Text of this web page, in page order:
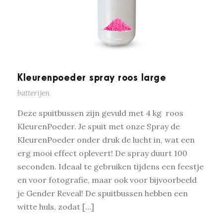
Kleurenpoeder spray roos large
batterijen
Deze spuitbussen zijn gevuld met 4 kg roos
KleurenPoeder. Je spuit met onze Spray de
KleurenPoeder onder druk de lucht in, wat een
erg mooi effect oplevert! De spray duurt 100
seconden. Ideaal te gebruiken tijdens een feestje
en voor fotografie, maar ook voor bijvoorbeeld
je Gender Reveal! De spuitbussen hebben een
witte huls, zodat […]